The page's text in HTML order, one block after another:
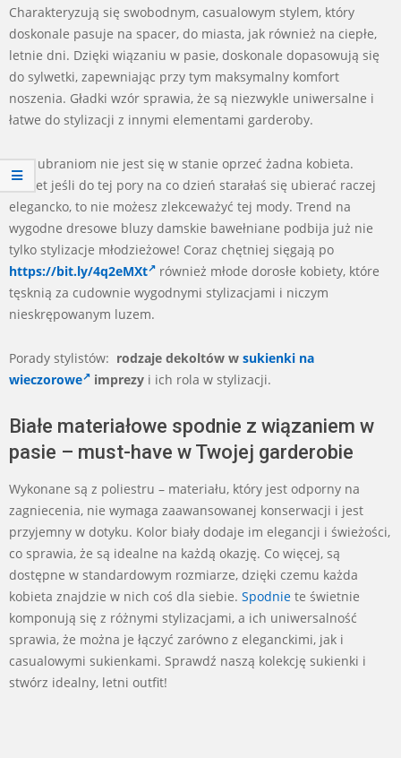
Charakteryzują się swobodnym, casualowym stylem, który
doskonale pasuje na spacer, do miasta, jak również na ciepłe,
letnie dni. Dzięki wiązaniu w pasie, doskonale dopasowują się
do sylwetki, zapewniając przy tym maksymalny komfort
noszenia. Gładki wzór sprawia, że są niezwykle uniwersalne i
łatwe do stylizacji z innymi elementami garderoby.
Tym ubraniom nie jest się w stanie oprzeć żadna kobieta.
Nawet jeśli do tej pory na co dzień starałaś się ubierać raczej
elegancko, to nie możesz zlekceważyć tej mody. Trend na
wygodne dresowe bluzy damskie bawełniane podbija już nie
tylko stylizacje młodzieżowe! Coraz chętniej sięgają po
https://bit.ly/4q2eMXt
również młode dorosłe kobiety, które
tęsknią za cudownie wygodnymi stylizacjami i niczym
nieskrępowanym luzem.
Porady stylistów: rodzaje dekoltów w sukienki na
wieczorowe
imprezy i ich rola w stylizacji.
Białe materiałowe spodnie z wiązaniem w
pasie – must-have w Twojej garderobie
Wykonane są z poliestru – materiału, który jest odporny na
zagniecenia, nie wymaga zaawansowanej konserwacji i jest
przyjemny w dotyku. Kolor biały dodaje im elegancji i świeżości,
co sprawia, że są idealne na każdą okazję. Co więcej, są
dostępne w standardowym rozmiarze, dzięki czemu każda
kobieta znajdzie w nich coś dla siebie. Spodnie te świetnie
komponują się z różnymi stylizacjami, a ich uniwersalność
sprawia, że można je łączyć zarówno z eleganckimi, jak i
casualowymi sukienkami. Sprawdź naszą kolekcję sukienki i
stwórz idealny, letni outfit!